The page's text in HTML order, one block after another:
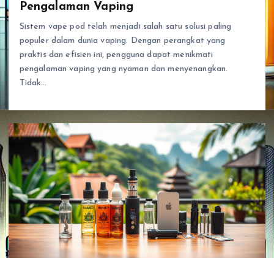
Pengalaman Vaping
Sistem vape pod telah menjadi salah satu solusi paling
populer dalam dunia vaping. Dengan perangkat yang
praktis dan efisien ini, pengguna dapat menikmati
pengalaman vaping yang nyaman dan menyenangkan.
Tidak…